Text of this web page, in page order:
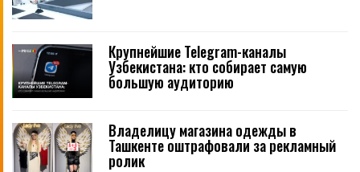
Крупнейшие Telegram-каналы
Узбекистана: кто собирает самую
большую аудиторию
Владелицу магазина одежды в
Ташкенте оштрафовали за рекламный
ролик